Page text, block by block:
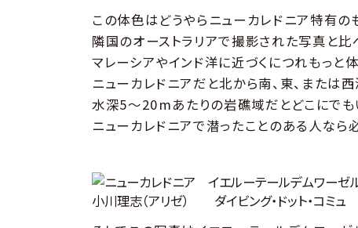
この体色はどうやらニューカレドニア特有の
隣国のオーストラリアで撮影された写真と比
マレーシアやインド洋に近づくにつれもっと
ニューカレドニアだと北から南、東、または
水深5〜20mあたりの岩礁域だとどこにでも
ニューカレドニアで潜ったことのある人なら